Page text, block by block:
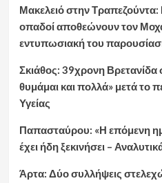
Μακελειό στην
οπαδοί αποθεώνουν τον
εντυπωσιακή του
Σκιάθος: 39χρονη
θυμάμαι και πολλά» μετά το
Υγείας
Παπασταύρου: «Η επόμενη
έχει ήδη ξεκινήσει –
Άρτα: Δύο συλλήψεις